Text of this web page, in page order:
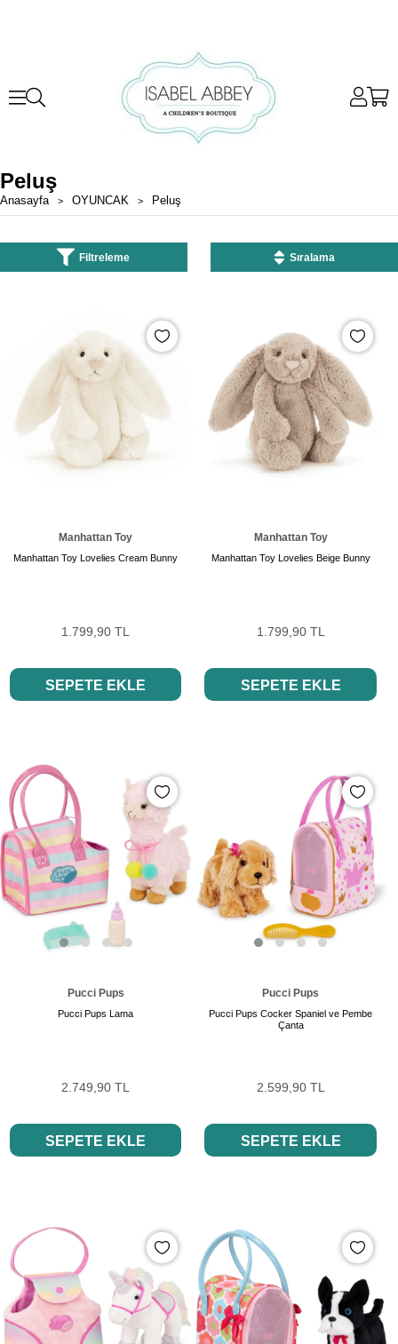
Peluş
Anasayfa OYUNCAK Peluş
Filtreleme Sıralama
Manhattan Toy
Manhattan Toy Lovelies Cream Bunny
1.799,90 TL
SEPETE EKLE
Manhattan Toy
Manhattan Toy Lovelies Beige Bunny
1.799,90 TL
SEPETE EKLE
Pucci Pups
Pucci Pups Lama
2.749,90 TL
SEPETE EKLE
Pucci Pups
Pucci Pups Cocker Spaniel ve Pembe
Çanta
2.599,90 TL
SEPETE EKLE